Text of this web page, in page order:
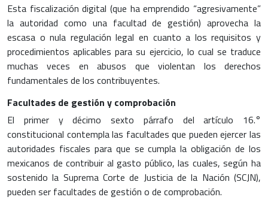
Esta fiscalización digital (que ha emprendido “agresivamente”
la autoridad como una facultad de gestión) aprovecha la
escasa o nula regulación legal en cuanto a los requisitos y
procedimientos aplicables para su ejercicio, lo cual se traduce
muchas veces en abusos que violentan los derechos
fundamentales de los contribuyentes.
Facultades de gestión y comprobación
El primer y décimo sexto párrafo del artículo 16.°
constitucional contempla las facultades que pueden ejercer las
autoridades fiscales para que se cumpla la obligación de los
mexicanos de contribuir al gasto público, las cuales, según ha
sostenido la Suprema Corte de Justicia de la Nación (SCJN),
pueden ser facultades de gestión o de comprobación.